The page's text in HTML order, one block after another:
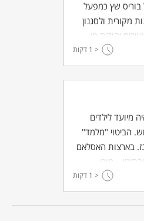
הוצאה כתר ויד בן צבי, תשנ"ח -
הגיב לטענות ואמר כי המוסד מקפיד על קיום
אלא ביטוי לצרות אופקים.
של בוריס שץ כמפעל
מקורית ולסגנון
יהודים מן
ובהם א"מ ליליין,
< 1 דקות
מיועד לילדים
הביטוי "מלמד"
בארצות האסלאם
– מורי.
< 1 דקות